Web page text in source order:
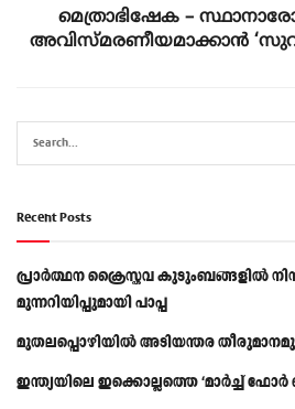
മെത്രാഭിഷേക –
അവിസ്മരണീയമാക്കാൻ
Recent Posts
പ്രാര്‍ത്ഥന ക്രൈസ്തവ കുടുംബങ്ങളില്‍
മുന്നറിയിപ്പുമായി പാപ്പ
മുതലപ്പൊഴിയിൽ അടിയന്തര
ഇന്ത്യയിലെ ഇക്കൊല്ലത്തെ ‘മാർച്ച്